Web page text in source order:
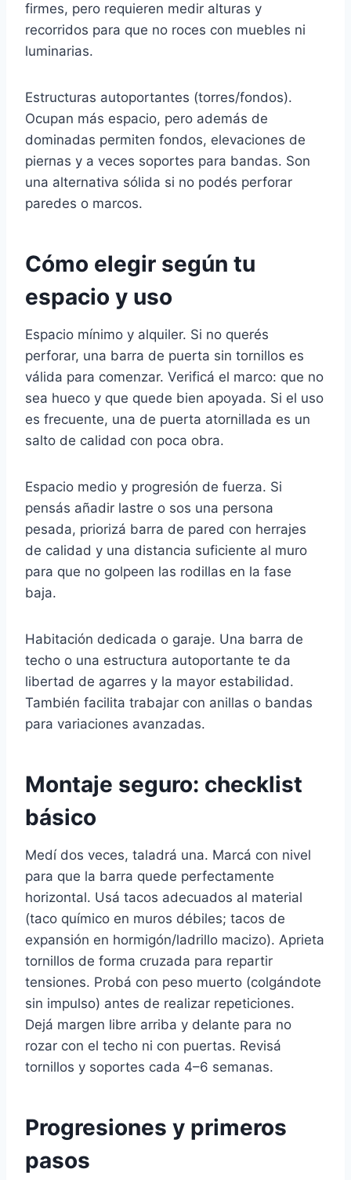
firmes, pero requieren medir alturas y
recorridos para que no roces con muebles ni
luminarias.
Estructuras autoportantes (torres/fondos).
Ocupan más espacio, pero además de
dominadas permiten fondos, elevaciones de
piernas y a veces soportes para bandas. Son
una alternativa sólida si no podés perforar
paredes o marcos.
Cómo elegir según tu
espacio y uso
Espacio mínimo y alquiler. Si no querés
perforar, una barra de puerta sin tornillos es
válida para comenzar. Verificá el marco: que no
sea hueco y que quede bien apoyada. Si el uso
es frecuente, una de puerta atornillada es un
salto de calidad con poca obra.
Espacio medio y progresión de fuerza. Si
pensás añadir lastre o sos una persona
pesada, priorizá barra de pared con herrajes
de calidad y una distancia suficiente al muro
para que no golpeen las rodillas en la fase
baja.
Habitación dedicada o garaje. Una barra de
techo o una estructura autoportante te da
libertad de agarres y la mayor estabilidad.
También facilita trabajar con anillas o bandas
para variaciones avanzadas.
Montaje seguro: checklist
básico
Medí dos veces, taladrá una. Marcá con nivel
para que la barra quede perfectamente
horizontal. Usá tacos adecuados al material
(taco químico en muros débiles; tacos de
expansión en hormigón/ladrillo macizo). Aprieta
tornillos de forma cruzada para repartir
tensiones. Probá con peso muerto (colgándote
sin impulso) antes de realizar repeticiones.
Dejá margen libre arriba y delante para no
rozar con el techo ni con puertas. Revisá
tornillos y soportes cada 4–6 semanas.
Progresiones y primeros
pasos